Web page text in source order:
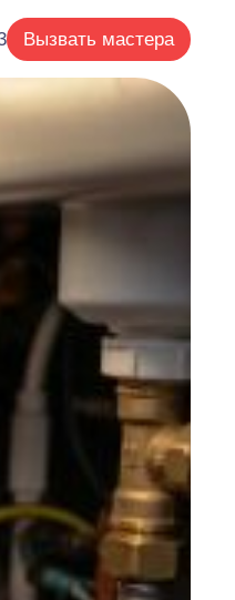
Вызвать мастера